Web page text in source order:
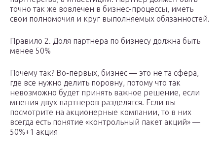
точно так же вовлечен в бизнес-процессы, иметь
свои полномочия и круг выполняемых обязанностей.
Правило 2. Доля партнера по бизнесу должна быть
менее 50%
Почему так? Во-первых, бизнес — это не та сфера,
где все нужно делить поровну, потому что так
невозможно будет принять важное решение, если
мнения двух партнеров разделятся. Если вы
посмотрите на акционерные компании, то в них
всегда есть понятие «контрольный пакет акций» —
50%+1 акция